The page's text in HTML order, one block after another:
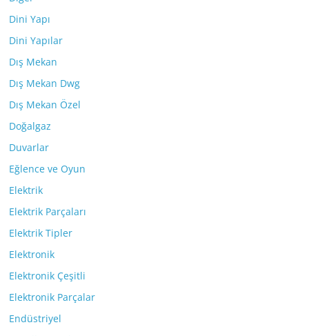
Dini Yapı
Dini Yapılar
Dış Mekan
Dış Mekan Dwg
Dış Mekan Özel
Doğalgaz
Duvarlar
Eğlence ve Oyun
Elektrik
Elektrik Parçaları
Elektrik Tipler
Elektronik
Elektronik Çeşitli
Elektronik Parçalar
Endüstriyel